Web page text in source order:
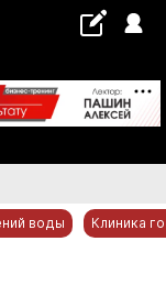
воды Клиника